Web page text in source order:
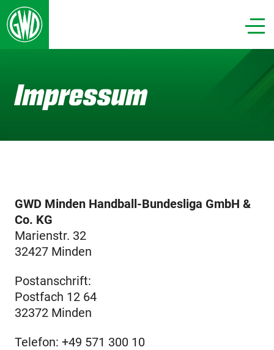
Impressum
GWD Minden Handball-Bundesliga GmbH &
Co. KG
Marienstr. 32
32427 Minden
Postanschrift:
Postfach 12 64
32372 Minden
Telefon: +49 571 300 10